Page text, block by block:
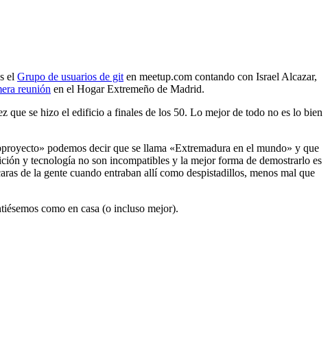
el Grupo de usuarios de git en meetup.com contando con Israel Alcazar,
reunión en el Hogar Extremeño de Madrid.
que se hizo el edificio a finales de los 50. Lo mejor de todo no es lo bien
podemos decir que se llama «Extremadura en el mundo» y que
y tecnología no son incompatibles y la mejor forma de demostrarlo es
de la gente cuando entraban allí como despistadillos, menos mal que
como en casa (o incluso mejor).